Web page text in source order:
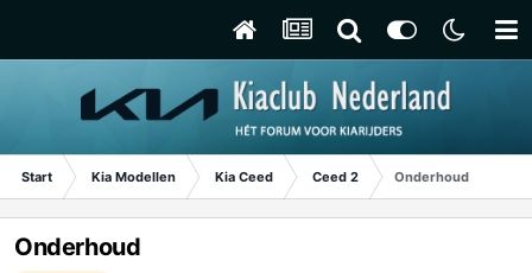
Start Kia Modellen Kia Ceed Ceed 2 Onderhoud
Onderhoud